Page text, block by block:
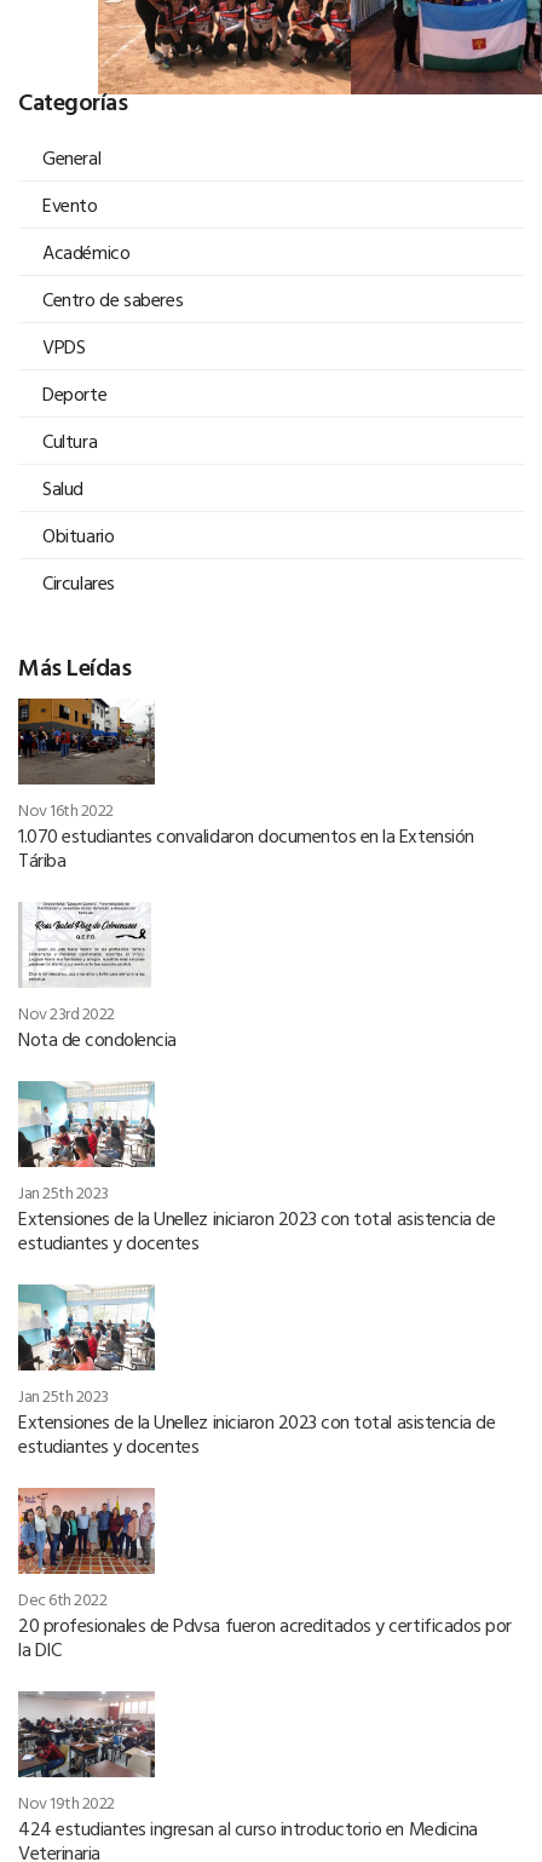
Categorías
General
Evento
Académico
Centro de saberes
VPDS
Deporte
Cultura
Salud
Obituario
Circulares
Más Leídas
Nov 16th 2022
1.070 estudiantes convalidaron documentos en la Extensión
Táriba
Nov 23rd 2022
Nota de condolencia
Jan 25th 2023
Extensiones de la Unellez iniciaron 2023 con total asistencia de
estudiantes y docentes
Jan 25th 2023
Extensiones de la Unellez iniciaron 2023 con total asistencia de
estudiantes y docentes
Dec 6th 2022
20 profesionales de Pdvsa fueron acreditados y certificados por
la DIC
Nov 19th 2022
424 estudiantes ingresan al curso introductorio en Medicina
Veterinaria